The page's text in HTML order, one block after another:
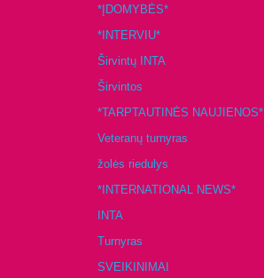
*ĮDOMYBĖS*
*INTERVIU*
Širvintų INTA
Širvintos
*TARPTAUTINĖS NAUJIENOS*
Veteranų turnyras
žolės riedulys
*INTERNATIONAL NEWS*
INTA
Turnyras
SVEIKINIMAI